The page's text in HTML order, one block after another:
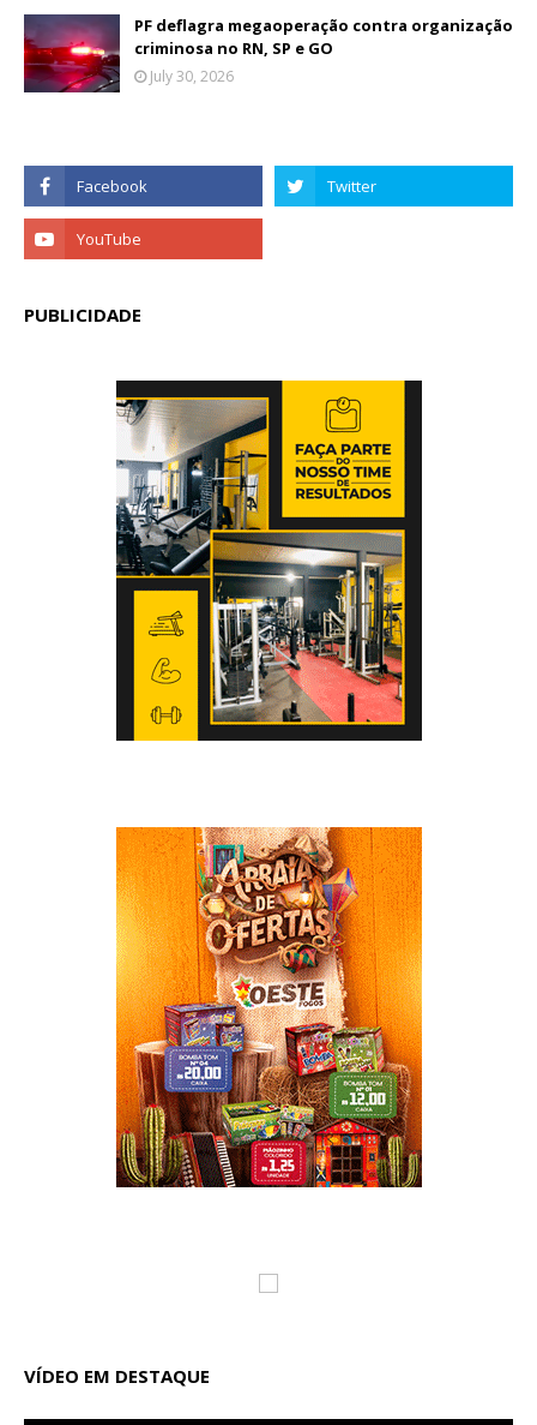
PF deflagra megaoperação contra organização
criminosa no RN, SP e GO
July 30, 2026
PUBLICIDADE
VÍDEO EM DESTAQUE